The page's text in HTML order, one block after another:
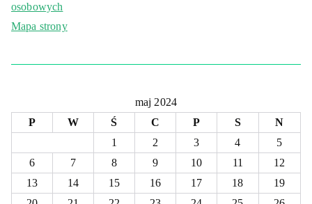
osobowych
Mapa strony
maj 2024
P
W Ś C P S
N
1
2 3 4
5
6
7 8 9 10 11
12
13
14 15 16 17 18
19